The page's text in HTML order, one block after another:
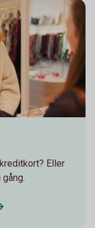
Eller